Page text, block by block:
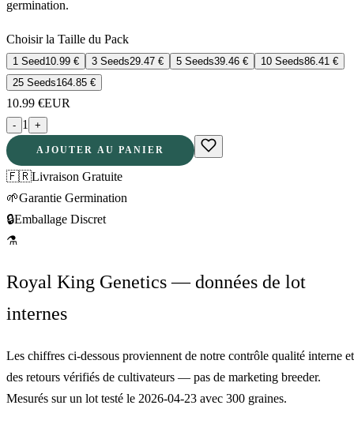
germination.
Choisir la Taille du Pack
1 Seed10.99 € 3 Seeds29.47 € 5 Seeds39.46 € 10 Seeds86.41 €
25 Seeds164.85 €
10.99 €EUR
- 1 +
AJOUTER AU PANIER
🇫🇷Livraison Gratuite
🌱Garantie Germination
🔒Emballage Discret
⚗
Royal King Genetics — données de lot
internes
Les chiffres ci-dessous proviennent de notre contrôle qualité interne et
des retours vérifiés de cultivateurs — pas de marketing breeder.
Mesurés sur un lot testé le 2026-04-23 avec 300 graines.